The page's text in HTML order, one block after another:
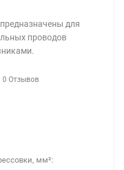
для
проводов
0 Отзывов
мм²: